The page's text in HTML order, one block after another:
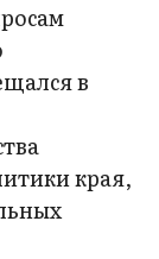
в
края,